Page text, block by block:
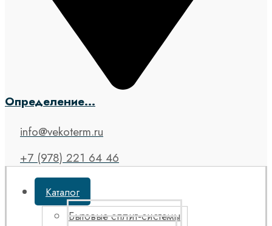
Определение...
info@vekoterm.ru
+7 (978) 221 64 46
Каталог
Бытовые сплит-системы